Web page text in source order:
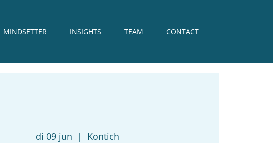
MINDSETTER INSIGHTS TEAM CONTACT
di 09 jun
  |
Kontich